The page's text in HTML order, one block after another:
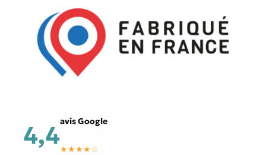
4,4avis Google
★★★★☆